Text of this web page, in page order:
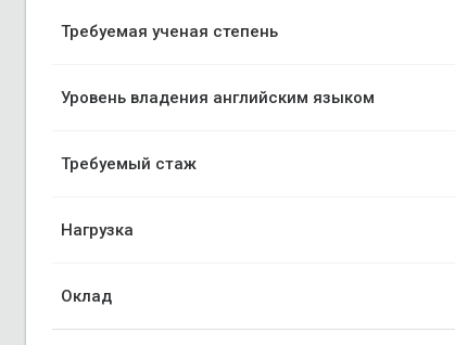
Требуемая ученая степень
Уровень владения английским языком
Требуемый стаж
Нагрузка
Оклад